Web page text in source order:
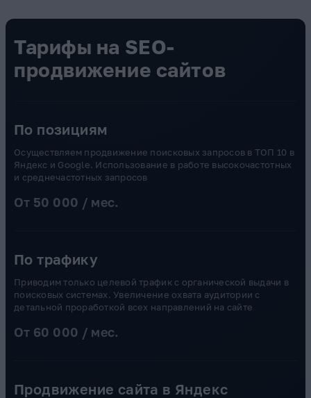
Тарифы на SEO-
продвижение сайтов
По позициям
Осуществляем продвижение поисковых запросов в ТОП 10 в
Яндекс и Google. Использование в работе высокочастотных
и среднечастотных запросов
От 50 000 / мес.
По трафику
Приводим только целевой трафик с органической выдачи в
поисковых системах. Увеличение охвата аудитории с
детальной проработкой всех направлений на сайте
От 60 000 / мес.
Продвижение сайта в Яндекс